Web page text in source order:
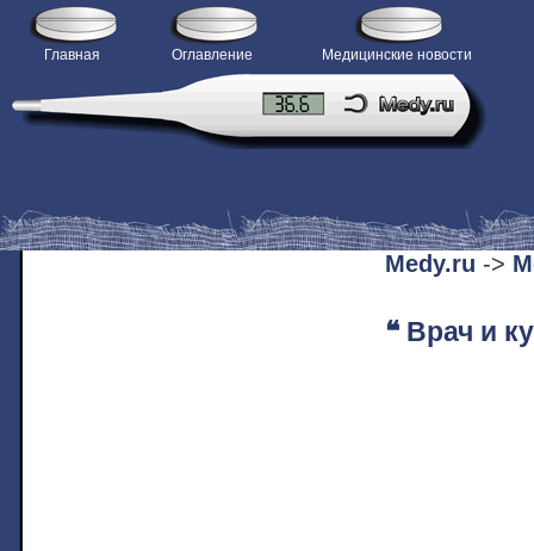
Главная Оглавление Медицинские новости
Medy.ru ->
❝ Врач и